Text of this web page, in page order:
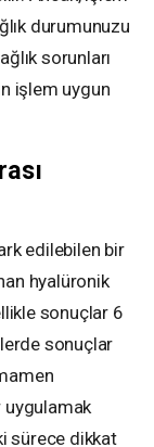
durumunuzu
sorunları
işlem uygun
edilebilen bir
hyalüronik
sonuçlar 6
sonuçlar
uygulamak
sürece dikkat